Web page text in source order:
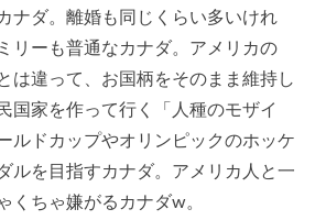
ナダ。離婚も同じくらい多いけれ
リーも普通なカナダ。アメリカの
は違って、お国柄をそのまま維持し
国家を作って行く「人種のモザイ
ルドカップやオリンピックのホッケ
ルを目指すカナダ。アメリカ人と一
くちゃ嫌がるカナダw。